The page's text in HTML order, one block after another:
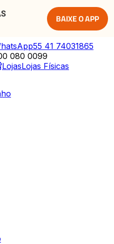
BAIXE O APP
55 41 74031865
080 0099
LojasLojas Físicas